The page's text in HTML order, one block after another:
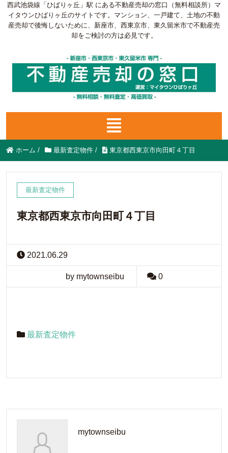
西武池袋線「ひばりヶ丘」駅 にある不動産売却の窓口（無料相談所）マ
イタウンひばりヶ丘のサイトです。マンション、一戸建て、土地の不動
産売却で後悔しないために、新座市、西東京市、東久留米市で不動産売
却をご検討の方は必見です。
ホーム / 最新査定物件 / 東京都西東京市向田町４丁目
最新査定物件
東京都西東京市向田町４丁目
2021.06.29
by mytownseibu 0
最新査定物件
mytownseibu